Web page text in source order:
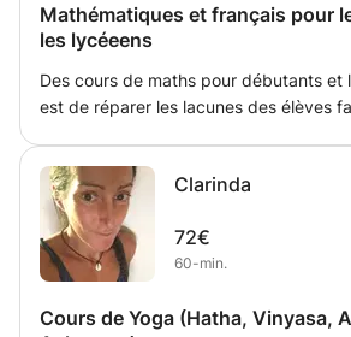
scientifiques. 📞 Pour plus d’informations ou pour réserver
un créneau, n’hésitez pas à me
Mathématiques et français pour
les lycéeens
Des cours de maths pour débutants et
est de réparer les lacunes des élèves
ambiance chaleureuseClarinda
72€
60-min.
Cours de Yoga (Hatha, Vinyasa,